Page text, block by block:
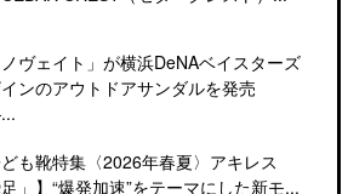
ノヴェイト」が横浜DeNAベイスターズ
ンのアウトドアサンダルを発売
ども靴特集〈2026年春夏〉アキレス
足」】“爆発加速”をテーマにした新モ...